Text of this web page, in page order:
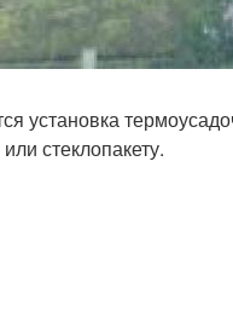
установка
стеклопакету.